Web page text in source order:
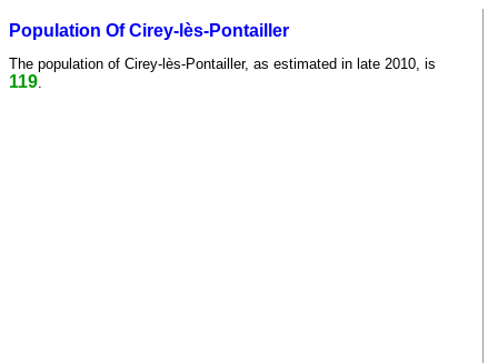
Population Of Cirey-lès-Pontailler
The population of Cirey-lès-Pontailler, as estimated in late 2010, is
119